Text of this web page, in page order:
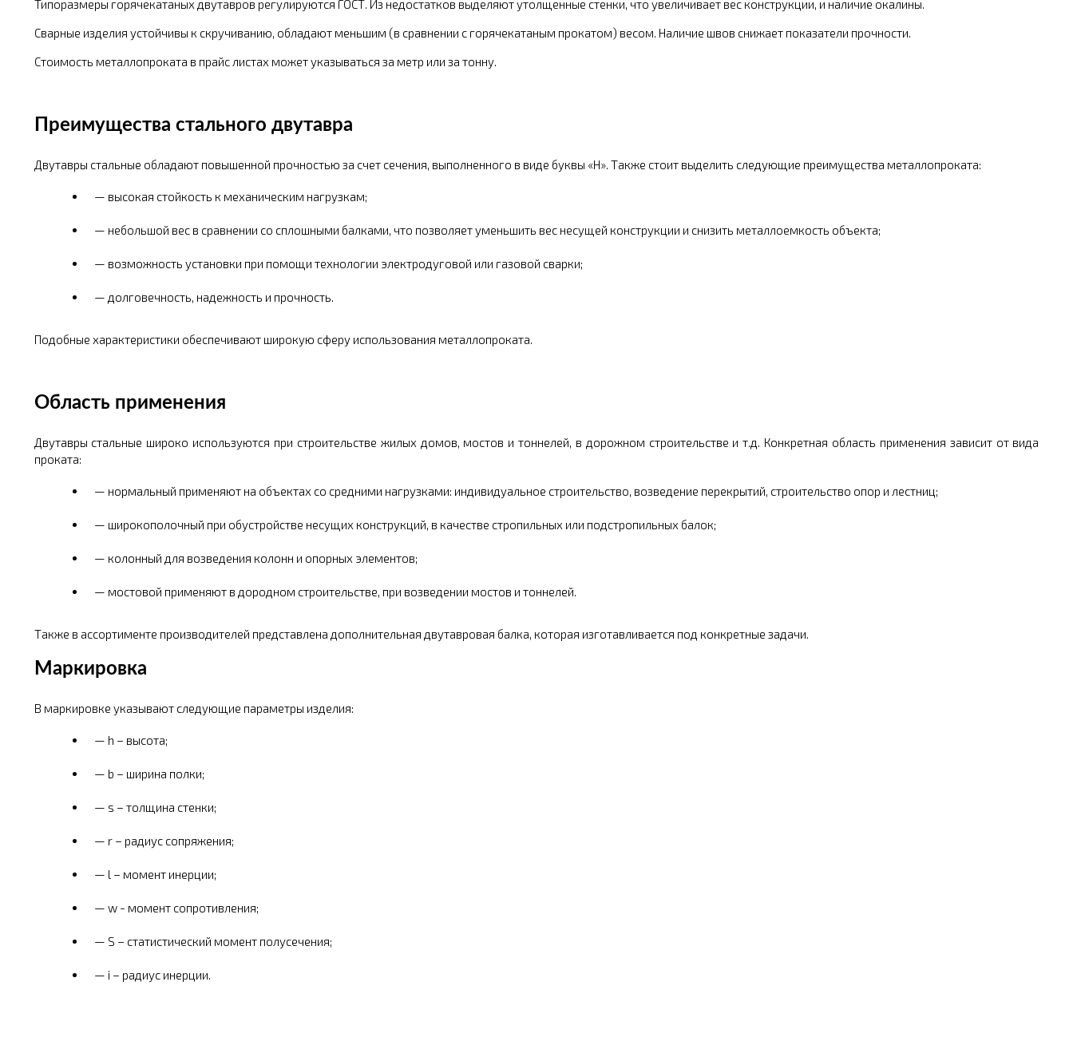
Типоразмеры горячекатаных двутавров регулируются ГОСТ. Из недостатков выделяют утолщенные стенки, что увеличивает вес конструкции, и наличие окалины.
Сварные изделия устойчивы к скручиванию, обладают меньшим (в сравнении с горячекатаным прокатом) весом. Наличие швов снижает показатели прочности.
Стоимость металлопроката в прайс листах может указываться за метр или за тонну.
Преимущества стального двутавра
Двутавры стальные обладают повышенной прочностью за счет сечения, выполненного в виде буквы «Н». Также стоит выделить следующие преимущества металлопроката:
высокая стойкость к механическим нагрузкам;
небольшой вес в сравнении со сплошными балками, что позволяет уменьшить вес несущей конструкции и снизить металлоемкость объекта;
возможность установки при помощи технологии электродуговой или газовой сварки;
долговечность, надежность и прочность.
Подобные характеристики обеспечивают широкую сферу использования металлопроката.
Область применения
Двутавры стальные широко используются при строительстве жилых домов, мостов и тоннелей, в дорожном строительстве и т.д. Конкретная область применения зависит от вида
проката:
нормальный применяют на объектах со средними нагрузками: индивидуальное строительство, возведение перекрытий, строительство опор и лестниц;
широкополочный при обустройстве несущих конструкций, в качестве стропильных или подстропильных балок;
колонный для возведения колонн и опорных элементов;
мостовой применяют в дородном строительстве, при возведении мостов и тоннелей.
Также в ассортименте производителей представлена дополнительная двутавровая балка, которая изготавливается под конкретные задачи.
Маркировка
В маркировке указывают следующие параметры изделия:
h – высота;
b – ширина полки;
s – толщина стенки;
r – радиус сопряжения;
l – момент инерции;
w - момент сопротивления;
S – статистический момент полусечения;
i – радиус инерции.